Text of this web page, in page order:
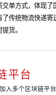
单方式，体现
传统物流快递寄
货。
平台
入多个区块链平